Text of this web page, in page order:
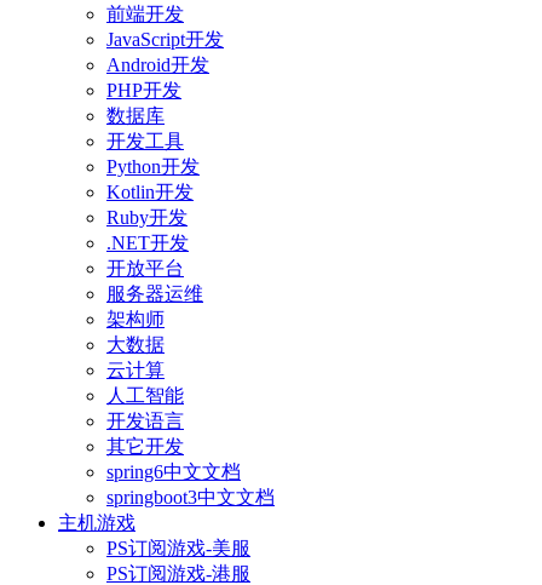
前端开发
JavaScript开发
Android开发
PHP开发
数据库
开发工具
Python开发
Kotlin开发
Ruby开发
.NET开发
开放平台
服务器运维
架构师
大数据
云计算
人工智能
开发语言
其它开发
spring6中文文档
springboot3中文文档
主机游戏
PS订阅游戏-美服
PS订阅游戏-港服